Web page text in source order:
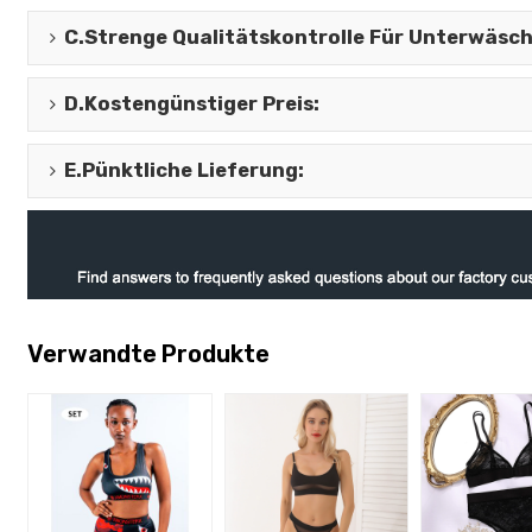
C.Strenge Qualitätskontrolle Für
D.Kostengünstiger Preis:
E.Pünktliche Lieferung:
Verwandte Produkte